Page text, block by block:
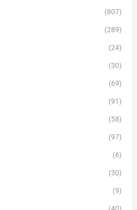
(807)
(289)
(24)
(30)
(69)
(91)
(58)
(97)
(6)
(30)
(9)
(40)